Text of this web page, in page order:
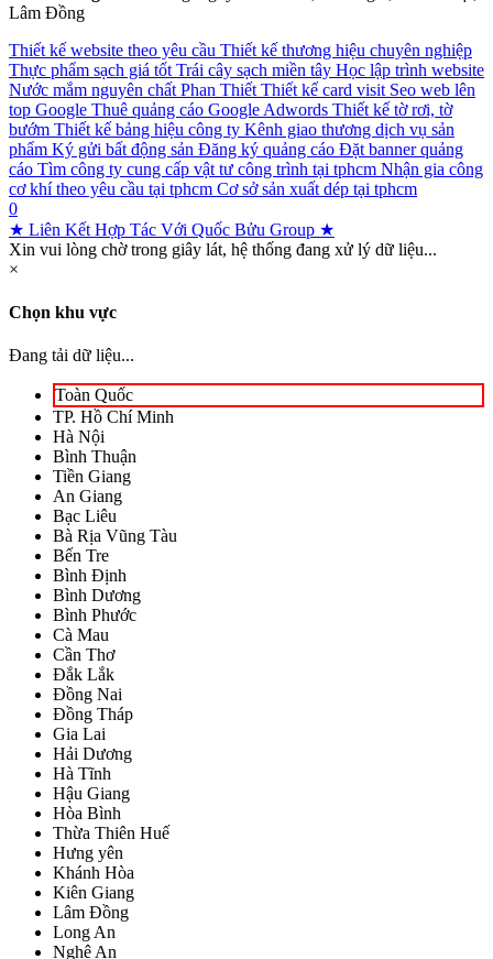
Lâm Đồng
Thiết kế website theo yêu cầu Thiết kế thương hiệu chuyên nghiệp
Thực phẩm sạch giá tốt Trái cây sạch miền tây Học lập trình website
Nước mắm nguyên chất Phan Thiết Thiết kế card visit Seo web lên
top Google Thuê quảng cáo Google Adwords Thiết kế tờ rơi, tờ
bướm Thiết kế bảng hiệu công ty Kênh giao thương dịch vụ sản
phẩm Ký gửi bất động sản Đăng ký quảng cáo Đặt banner quảng
cáo Tìm công ty cung cấp vật tư công trình tại tphcm Nhận gia công
cơ khí theo yêu cầu tại tphcm Cơ sở sản xuất dép tại tphcm
0
★ Liên Kết Hợp Tác Với Quốc Bửu Group ★
Xin vui lòng chờ trong giây lát, hệ thống đang xử lý dữ liệu...
×
Chọn khu vực
Đang tải dữ liệu...
Toàn Quốc
TP. Hồ Chí Minh
Hà Nội
Bình Thuận
Tiền Giang
An Giang
Bạc Liêu
Bà Rịa Vũng Tàu
Bến Tre
Bình Định
Bình Dương
Bình Phước
Cà Mau
Cần Thơ
Đắk Lắk
Đồng Nai
Đồng Tháp
Gia Lai
Hải Dương
Hà Tĩnh
Hậu Giang
Hòa Bình
Thừa Thiên Huế
Hưng yên
Khánh Hòa
Kiên Giang
Lâm Đồng
Long An
Nghệ An